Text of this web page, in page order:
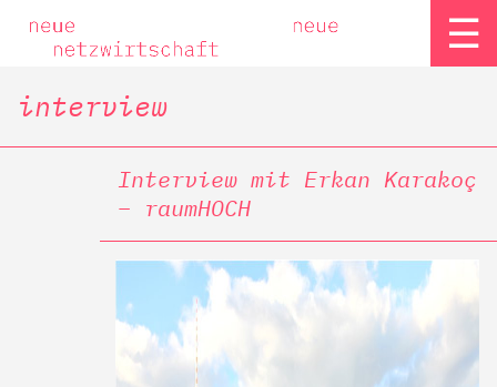
☰
interview
Interview mit Erkan Karakoç
– raumHOCH